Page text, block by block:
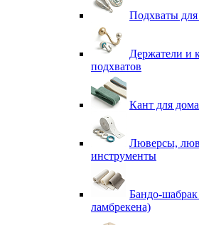
Подхваты
Держатели и
подхватов
Кант для
Люверсы,
инструменты
Бандо-шабрак
ламбрекена)